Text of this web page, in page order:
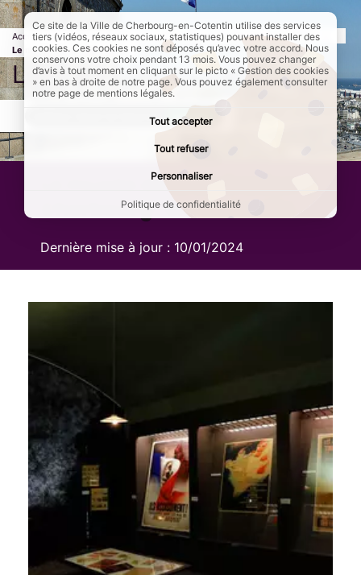
Accueil Culture et loisirs Les musées de Cherbourg-en-Cotentin
Le musée de la Libération
Le musée de la Libération
AddToAny (share) est désactivé. Autoriser
Le musée de la Libération à
Cherbourg-en-Cotentin
Dernière mise à jour : 10/01/2024
Ce site de la Ville de Cherbourg-en-Cotentin utilise des services
tiers (vidéos, réseaux sociaux, statistiques) pouvant installer des
cookies. Ces cookies ne sont déposés qu’avec votre accord. Nous
conservons votre choix pendant 13 mois. Vous pouvez changer
d’avis à tout moment en cliquant sur le picto « Gestion des cookies
» en bas à droite de notre page. Vous pouvez également consulter
notre page de mentions légales.
Tout accepter
Tout refuser
Personnaliser
Politique de confidentialité